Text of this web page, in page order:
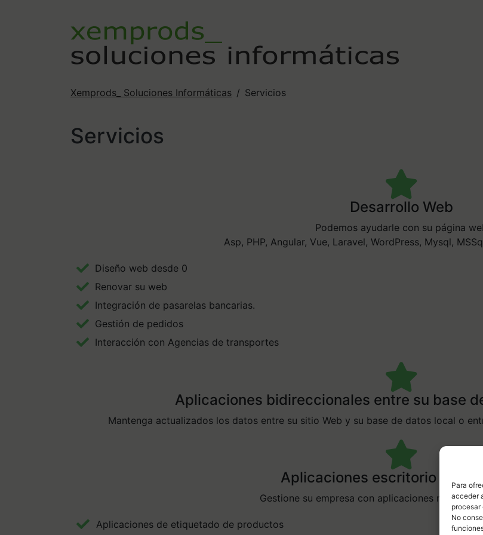
Para
acceder
No
Xemprods_ Soluciones Informáticas Servicios
Servicios
Desarrollo Web
Podemos ayudarle con su página
Asp, PHP, Angular, Vue, Laravel, WordPress, Mysql,
Diseño web desde 0
Renovar su web
Integración de pasarelas bancarias.
Gestión de pedidos
Interacción con Agencias de transportes
Aplicaciones bidireccionales entre su base
Mantenga actualizados los datos entre su sitio Web y su base de datos local o
Aplicaciones escritorio a su
Gestione su empresa con aplicaciones
Aplicaciones de etiquetado de productos